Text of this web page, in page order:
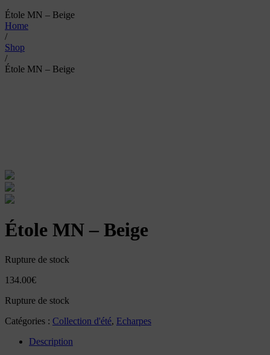
Étole MN – Beige
Home
/
Shop
/
Étole MN – Beige
Étole MN – Beige
Rupture de stock
134.00€
Rupture de stock
Catégories : Collection d'été, Echarpes
Description